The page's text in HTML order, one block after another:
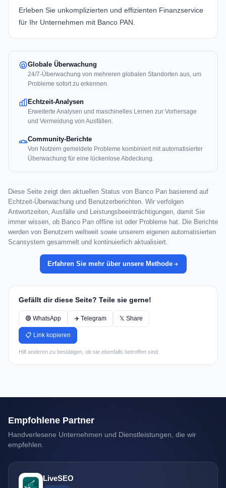
Erleben Sie unkomplizierten und effizienten Finanzservice
für Ihr Unternehmen mit Banco PAN.
Globale Überwachung
24/7-Überwachung von mehreren globalen Standorten aus, um
Probleme sofort zu erkennen.
Echtzeit-Analysen
Erweiterte Analysen und maschinelles Lernen zur Vorhersage
und Vermeidung von Ausfällen.
Community-Berichte
Von Nutzern gemeldete Probleme kombiniert mit automatisierter
Überwachung für eine lückenlose Abdeckung.
Diese Seite zeigt den aktuellen Status von Banco Pan basierend auf
Echtzeit-Überwachung und Benutzerberichten. Wir verfolgen
Antwortzeiten, Ausfälle und Leistungsbeeinträchtigungen, damit Sie
immer wissen, ob Banco Pan offline ist oder Probleme hat. Die Berichte
werden von Benutzern weltweit sowie unserem eigenen automatisierten
Scansystem gesammelt und kontinuierlich aktualisiert.
Erfahren Sie mehr über unsere Methode
Gefällt dir diese Seite? Teile sie gerne!
🟢 WhatsApp ✈️ Telegram 𝕏 Share
📋 Link kopieren
Hilf anderen zu bestätigen, ob sie ebenfalls betroffen sind.
Empfohlene Partner
Handverlesene Unternehmen und Dienstleistungen, die wir
empfehlen.
LiveSEO